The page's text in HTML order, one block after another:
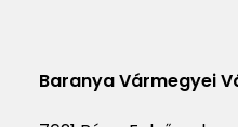
Baranya Vármegyei